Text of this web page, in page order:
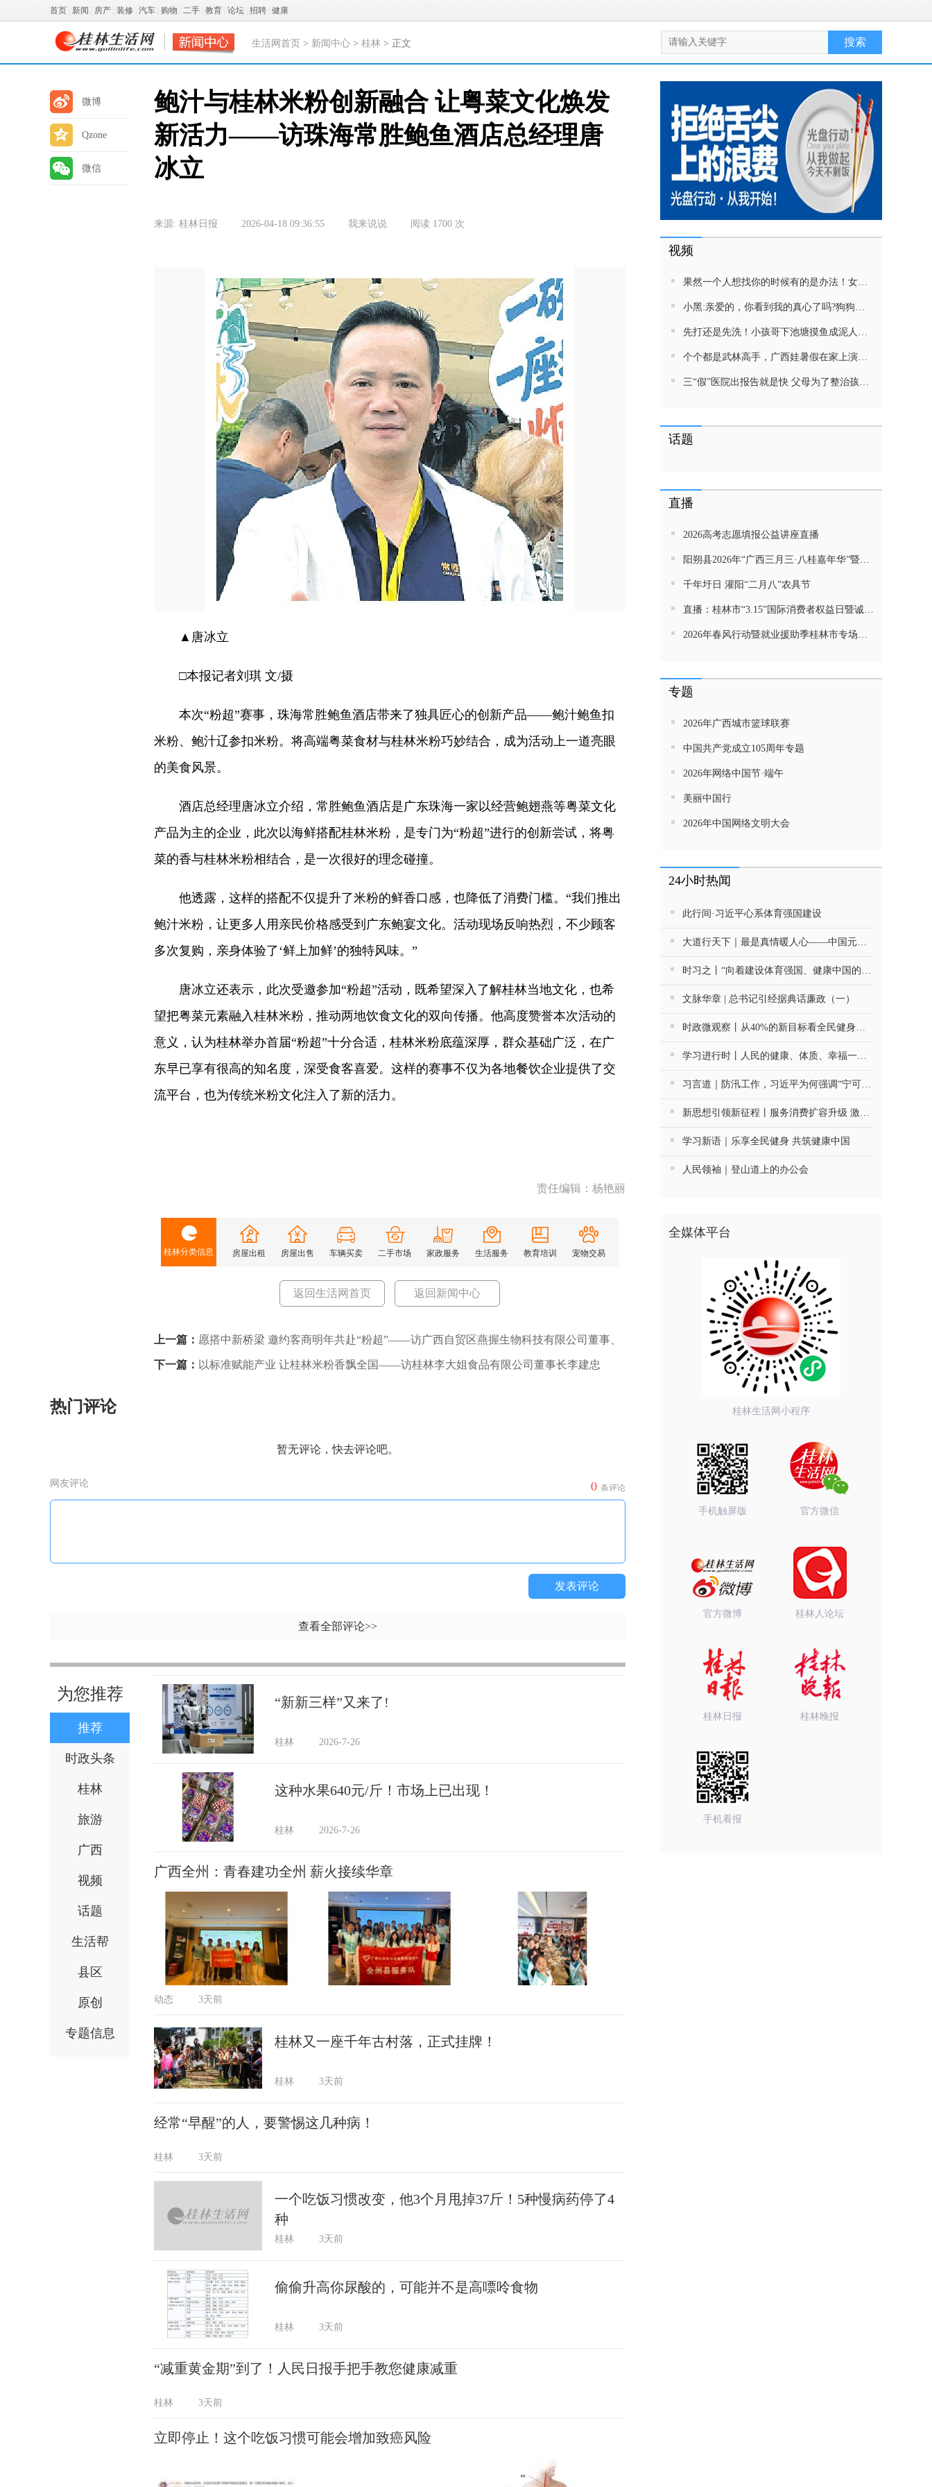
首页 新闻 房产 装修 汽车 购物 二手 教育 论坛 招聘 健康
生活网首页 > 新闻中心 > 桂林 > 正文
微博
Qzone
微信
鲍汁与桂林米粉创新融合 让粤菜文化焕发
新活力——访珠海常胜鲍鱼酒店总经理唐
冰立
来源: 桂林日报 2026-04-18 09:36:55 我来说说 阅读 1700 次
▲唐冰立
□本报记者刘琪 文/摄
本次“粉超”赛事，珠海常胜鲍鱼酒店带来了独具匠心的创新产品——鲍汁鲍鱼扣
米粉、鲍汁辽参扣米粉。将高端粤菜食材与桂林米粉巧妙结合，成为活动上一道亮眼
的美食风景。
酒店总经理唐冰立介绍，常胜鲍鱼酒店是广东珠海一家以经营鲍翅燕等粤菜文化
产品为主的企业，此次以海鲜搭配桂林米粉，是专门为“粉超”进行的创新尝试，将粤
菜的香与桂林米粉相结合，是一次很好的理念碰撞。
他透露，这样的搭配不仅提升了米粉的鲜香口感，也降低了消费门槛。“我们推出
鲍汁米粉，让更多人用亲民价格感受到广东鲍宴文化。活动现场反响热烈，不少顾客
多次复购，亲身体验了‘鲜上加鲜’的独特风味。”
唐冰立还表示，此次受邀参加“粉超”活动，既希望深入了解桂林当地文化，也希
望把粤菜元素融入桂林米粉，推动两地饮食文化的双向传播。他高度赞誉本次活动的
意义，认为桂林举办首届“粉超”十分合适，桂林米粉底蕴深厚，群众基础广泛，在广
东早已享有很高的知名度，深受食客喜爱。这样的赛事不仅为各地餐饮企业提供了交
流平台，也为传统米粉文化注入了新的活力。
责任编辑：杨艳丽
桂林分类信息 房屋出租 房屋出售 车辆买卖 二手市场 家政服务 生活服务 教育培训 宠物交易
返回生活网首页 返回新闻中心
上一篇： 愿搭中新桥梁 邀约客商明年共赴“粉超”——访广西自贸区燕握生物科技有限公司董事、
总经理余的汮
下一篇： 以标准赋能产业 让桂林米粉香飘全国——访桂林李大姐食品有限公司董事长李建忠
热门评论
暂无评论，快去评论吧。
网友评论 0 条评论
发表评论
查看全部评论>>
为您推荐
推荐
时政头条
桂林
旅游
广西
视频
话题
生活帮
县区
原创
专题信息
“新新三样”又来了!
桂林 2026-7-26
这种水果640元/斤！市场上已出现！
桂林 2026-7-26
广西全州：青春建功全州 薪火接续华章
动态 3天前
桂林又一座千年古村落，正式挂牌！
桂林 3天前
经常“早醒”的人，要警惕这几种病！
桂林 3天前
一个吃饭习惯改变，他3个月甩掉37斤！5种慢病药停了4
种
桂林 3天前
偷偷升高你尿酸的，可能并不是高嘌呤食物
桂林 3天前
“减重黄金期”到了！人民日报手把手教您健康减重
桂林 3天前
立即停止！这个吃饭习惯可能会增加致癌风险
视频
果然一个人想找你的时候有的是办法！女生吵架将男友拉黑，结果男友给家里狗打电话了！汪：吵死了，一会就去把号码注销
小黑:亲爱的，你看到我的真心了吗?狗狗雨中等好朋狗不愿离去，网友:确实搞笑，黄黄都有男朋友，你却没有
先打还是先洗！小孩哥下池塘摸鱼成泥人！网友：这才是童年该有的样子，好怀念
个个都是武林高手，广西娃暑假在家上演武侠片，80后90后:以前我们也这样玩
三“假”医院出报告就是快 父母为了整治孩子少吃零食想尽了办法 网友：“又有”笑死我了
话题
直播
2026高考志愿填报公益讲座直播
阳朔县2026年“广西三月三·八桂嘉年华”暨金龙巡游活动直播
千年圩日 灌阳“二月八”农具节
直播：桂林市“3.15”国际消费者权益日暨诚信教育主题活动网民面对面活动
2026年春风行动暨就业援助季桂林市专场招聘活动直播带岗
专题
2026年广西城市篮球联赛
中国共产党成立105周年专题
2026年网络中国节·端午
美丽中国行
2026年中国网络文明大会
24小时热闻
此行间·习近平心系体育强国建设
大道行天下｜最是真情暖人心——中国元首外交的世界情怀与大国气派
时习之丨“向着建设体育强国、健康中国的目标不断迈进”
文脉华章 | 总书记引经据典话廉政（一）
时政微观察丨从40%的新目标看全民健身事业高质量发展
学习进行时丨人民的健康、体质、幸福一脉相承
习言道｜防汛工作，习近平为何强调“宁可十防九空”？
新思想引领新征程丨服务消费扩容升级 激发内需新活力
学习新语｜乐享全民健身 共筑健康中国
人民领袖｜登山道上的办公会
全媒体平台
桂林生活网小程序
手机触屏版 官方微信
官方微博 桂林人论坛
桂林日报 桂林晚报
手机看报